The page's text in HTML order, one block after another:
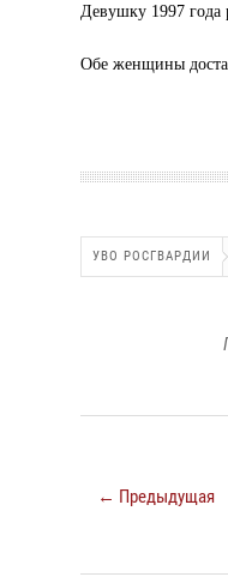
Девушку 1997 года
Обе женщины
УВО РОСГВАРДИИ
← Предыдущая